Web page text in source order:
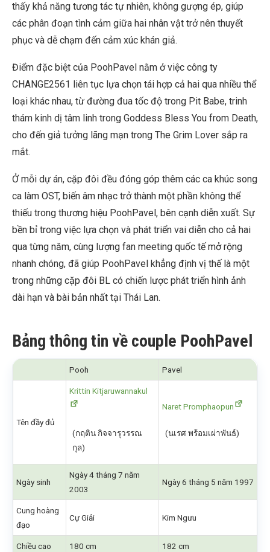
thấy khả năng tương tác tự nhiên, không gượng ép, giúp
các phân đoạn tình cảm giữa hai nhân vật trở nên thuyết
phục và dễ chạm đến cảm xúc khán giả.
Điểm đặc biệt của PoohPavel nằm ở việc công ty
CHANGE2561 liên tục lựa chọn tái hợp cả hai qua nhiều thể
loại khác nhau, từ đường đua tốc độ trong Pit Babe, trinh
thám kinh dị tâm linh trong Goddess Bless You from Death,
cho đến giả tưởng lãng mạn trong The Grim Lover sắp ra
mắt.
Ở mỗi dự án, cặp đôi đều đóng góp thêm các ca khúc song
ca làm OST, biến âm nhạc trở thành một phần không thể
thiếu trong thương hiệu PoohPavel, bên cạnh diễn xuất. Sự
bền bỉ trong việc lựa chọn và phát triển vai diễn cho cả hai
qua từng năm, cùng lượng fan meeting quốc tế mở rộng
nhanh chóng, đã giúp PoohPavel khẳng định vị thế là một
trong những cặp đôi BL có chiến lược phát triển hình ảnh
dài hạn và bài bản nhất tại Thái Lan.
Bảng thông tin về couple PoohPavel
Pooh Pavel
Tên đầy đủ
Krittin Kitjaruwannakul
(กฤติน กิจจารุวรรณ
กุล)
Naret Promphaopun
(นเรศ พร้อมเผ่าพันธ์)
Ngày sinh
Ngày 4 tháng 7 năm
2003
Ngày 6 tháng 5 năm 1997
Cung hoàng
đạo
Cự Giải Kim Ngưu
Chiều cao 180 cm 182 cm